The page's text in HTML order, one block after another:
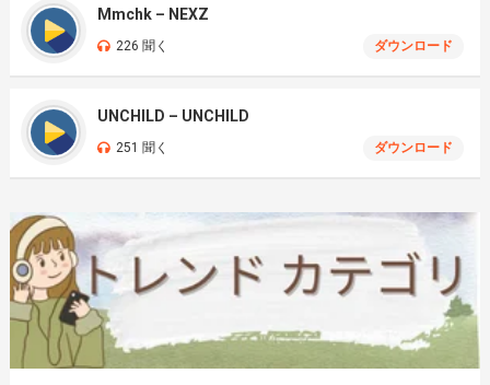
Mmchk – NEXZ
226 聞く ダウンロード
UNCHILD – UNCHILD
251 聞く ダウンロード